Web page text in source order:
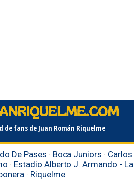
de fans de Juan Román Riquelme
De Pases · Boca Juniors · Carlos
· Estadio Alberto J. Armando - La
· Riquelme